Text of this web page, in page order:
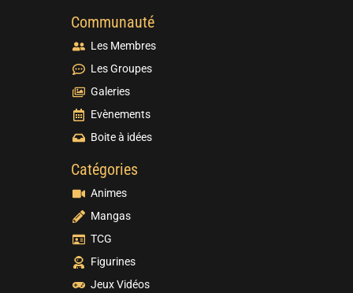
Communauté
Les Membres
Les Groupes
Galeries
Evènements
Boite à idées
Catégories
Animes
Mangas
TCG
Figurines
Jeux Vidéos